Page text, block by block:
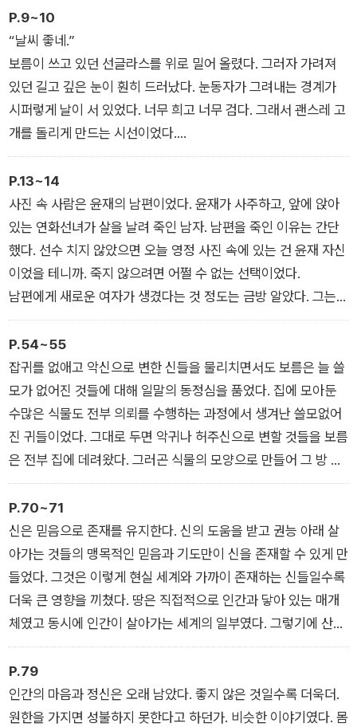
P.9~10
“날씨 좋네.”
보름이 쓰고 있던 선글라스를 위로 밀어 올렸다. 그러자 가려져
있던 길고 깊은 눈이 훤히 드러났다. 눈동자가 그려내는 경계가
시퍼렇게 날이 서 있었다. 너무 희고 너무 검다. 그래서 괜스레 고
개를 돌리게 만드는 시선이었다.
창백하리만큼 새하얀 얼굴, 길고 가느다란 눈썹. 보름의 얼굴엔
시리도록 푸른빛의 서늘함이 한 겹 드리워져 있었다. 그건 누구도
깨트릴 수 없을 것 같은 아주 얇고 단단한 막이었다.
P.13~14
사진 속 사람은 윤재의 남편이었다. 윤재가 사주하고, 앞에 앉아
있는 연화선녀가 살을 날려 죽인 남자. 남편을 죽인 이유는 간단
했다. 선수 치지 않았으면 오늘 영정 사진 속에 있는 건 윤재 자신
이었을 테니까. 죽지 않으려면 어쩔 수 없는 선택이었다.
남편에게 새로운 여자가 생겼다는 것 정도는 금방 알았다. 그는
뭐든지 쉽게 질려하는 성격이었고 윤재도 그걸 잘 알았다. 그래서
이번에도 금방 질려 다른 여자로 갈아탈 거라고 생각했다.
P.54~55
잡귀를 없애고 악신으로 변한 신들을 물리치면서도 보름은 늘 쓸
모가 없어진 것들에 대해 일말의 동정심을 품었다. 집에 모아둔
수많은 식물도 전부 의뢰를 수행하는 과정에서 생겨난 쓸모없어
진 귀들이었다. 그대로 두면 악귀나 허주신으로 변할 것들을 보름
은 전부 집에 데려왔다. 그러곤 식물의 모양으로 만들어 그 방 안
에서 키웠다.
P.70~71
신은 믿음으로 존재를 유지한다. 신의 도움을 받고 권능 아래 살
아가는 것들의 맹목적인 믿음과 기도만이 신을 존재할 수 있게 만
들었다. 그것은 이렇게 현실 세계와 가까이 존재하는 신들일수록
더욱 큰 영향을 끼쳤다. 땅은 직접적으로 인간과 닿아 있는 매개
체였고 동시에 인간이 살아가는 세계의 일부였다. 그렇기에 산신
들은 자신의 땅과 산 안에 깃들어 사는 것들의 믿음이 얼마나 크
냐에 따라 권능의 힘이 달라졌다.
P.79
인간의 마음과 정신은 오래 남았다. 좋지 않은 것일수록 더욱더.
원한을 가지면 성불하지 못한다고 하던가. 비슷한 이야기였다. 몸